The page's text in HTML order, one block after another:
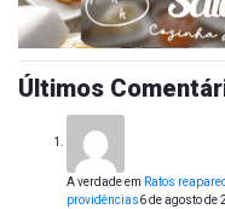
Últimos
A verdadeem Ratos
providências6 de agosto de